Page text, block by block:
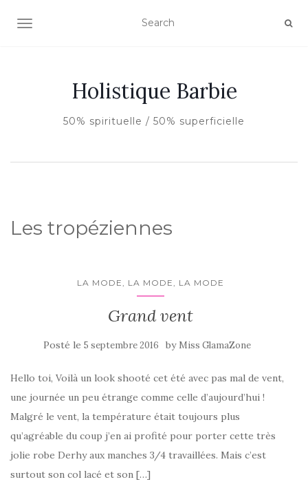
AFFICHER/MASQUER LA NAVIGATION
Holistique Barbie
50% spirituelle / 50% superficielle
Les tropéziennes
LA MODE, LA MODE, LA MODE
Grand vent
Posté le 5 septembre 2016 by Miss GlamaZone
Hello toi, Voilà un look shooté cet été avec pas mal de vent,
une journée un peu étrange comme celle d’aujourd’hui !
Malgré le vent, la température était toujours plus
qu’agréable du coup j’en ai profité pour porter cette très
jolie robe Derhy aux manches 3/4 travaillées. Mais c’est
surtout son col lacé et son […]